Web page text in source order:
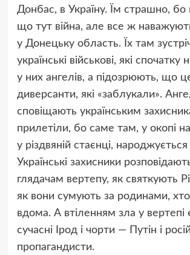
Донбас, в Україну. Їм страшно, бо
що тут війна, але все ж
у Донецьку область. Їх там
українські військові, які спочатку
у них ангелів, а підозрюють, що
диверсанти, які «заблукали».
сповіщають українським
прилетіли, бо саме там, у окопі
у різдвяній стаєнці,
Українські захисники
глядачам вертепу, як святкують
як вони сумують за родинами, хто
вдома. А втіленням зла у вертепі
сучасні Ірод і чорти — Путін і
пропагандисти.